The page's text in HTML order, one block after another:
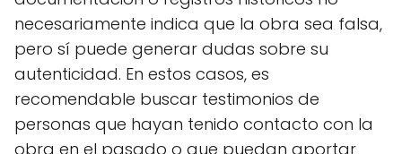
necesariamente indica que la obra sea falsa,
pero sí puede generar dudas sobre su
autenticidad. En estos casos, es
recomendable buscar testimonios de
personas que hayan tenido contacto con la
obra en el pasado o que puedan aportar